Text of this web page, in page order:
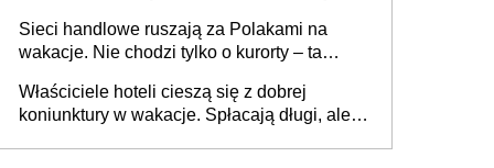
Sieci handlowe ruszają za Polakami na
wakacje. Nie chodzi tylko o kurorty – ta
tam, gdzie wielu spędzi urlop po cichu
Właściciele hoteli cieszą się z dobrej
koniunktury w wakacje. Spłacają długi, ale